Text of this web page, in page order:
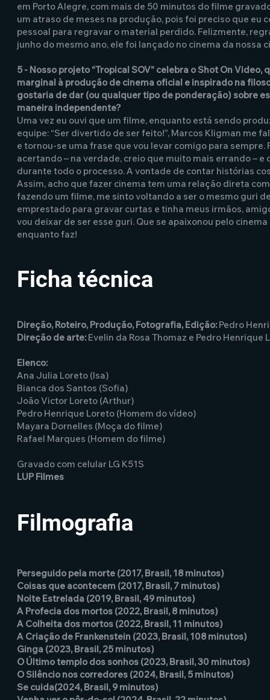
em Porto Alegre, com mais de 50 minutos do filme
um atraso de meses na produção, pois foi preciso que eu
pessoal para regravar o material perdido. Felizmente,
junho do mesmo ano, ele foi lançado no cinema da nossa
5 - Nosso projeto “Tropical SOV” celebra o Shot On
marginal à produção de cinema oficial e inspirado na
gostaria de dar (ou qualquer tipo de ponderação) sobre
maneira independente?
Uma vez eu ouvi que um filme, enquanto está sendo
equipe: “Ser divertido de ser feito!”, Marcos Kligman me
e tornou-se uma frase que vou levar comigo para
acertando – na verdade, creio que muito mais errando –
durante todo o processo. A vontade de contar histórias
Assim, acho que fazer cinema tem uma relação direta
fazendo um filme, me sinto voltando a ser o mesmo guri
emprestado para gravar curtas e tinha meus irmãos,
vou deixar de ser esse guri. Que se apaixonou pelo
enquanto faz!
Ficha técnica
Direção, Roteiro, Produção, Fotografia, Edição: Pedro
Direção de arte: Evelin da Rosa Thomaz e Pedro Henrique
Elenco:
Ana Julia Loreto (Isa)
Bianca dos Santos (Sofia)
João Victor Loreto (Arthur)
Pedro Henrique Loreto (Homem do vídeo)
Mayara Dornelles (Moça do filme)
Rafael Marques (Homem do filme)
Gravado com celular LG K51S
LUP Filmes
Filmografia
Perseguido pela morte (2017, Brasil, 18 minutos)
Coisas que acontecem (2017, Brasil, 7 minutos)
Noite Estrelada (2019, Brasil, 49 minutos)
A Profecia dos mortos (2022, Brasil, 8 minutos)
A Colheita dos mortos (2022, Brasil, 11 minutos)
A Criação de Frankenstein (2023, Brasil, 108 minutos)
Ginga (2023, Brasil, 25 minutos)
O Último templo dos sonhos (2023, Brasil, 30 minutos)
O Silêncio nos corredores (2024, Brasil, 5 minutos)
Se cuida(2024, Brasil, 9 minutos)